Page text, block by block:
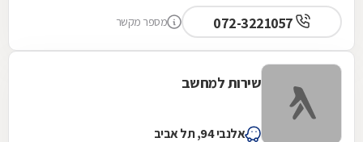
מספר מקשר
שירות למחשב
אלנבי 94, תל אביב